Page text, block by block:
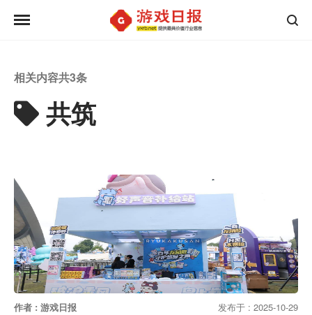
相关内容共3条
共筑
作者 : 游戏日报 发布于 : 2025-10-29